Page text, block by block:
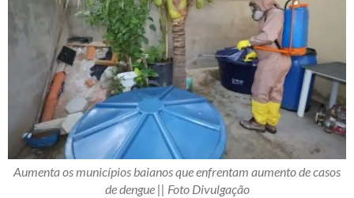
Aumenta os municípios baianos que enfrentam aumento de casos
de dengue || Foto Divulgação